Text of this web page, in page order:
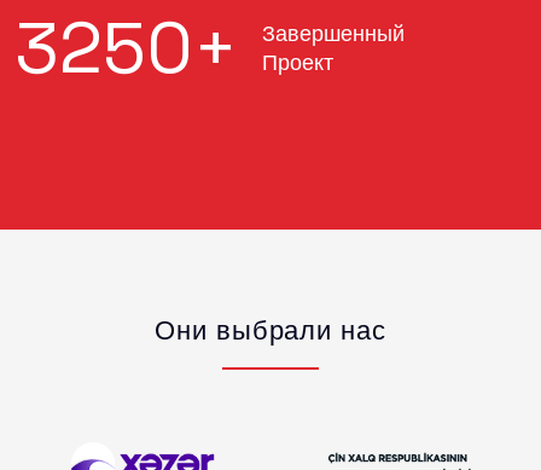
3250+
Завершенный
Проект
Они выбрали нас